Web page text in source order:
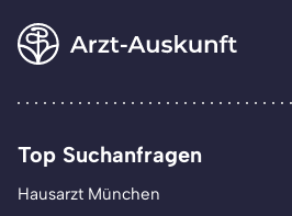
Top Suchanfragen
Hausarzt München